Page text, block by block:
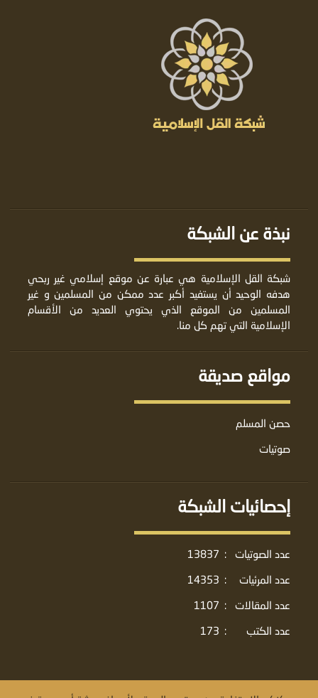
نبذة عن الشبكة
شبكة القل الإسلامية هي عبارة عن موقع إسلامي غير ربحي
هدفه الوحيد أن يستفيد أكبر عدد ممكن من المسلمين و غير
المسلمين من الموقع الذي يحتوي العديد من الأقسام
الإسلامية التي تهم كل منا.
مواقع صديقة
حصن المسلم
صوتيات
إحصائيات الشبكة
عدد الصوتيات :
13837
عدد المرئيات
:
14353
عدد المقالات
:
1107
عدد الكتب
:
173